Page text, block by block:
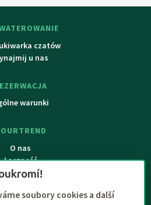
czatów
u nas
warunki
O nas
Łączność
soubory cookies a další